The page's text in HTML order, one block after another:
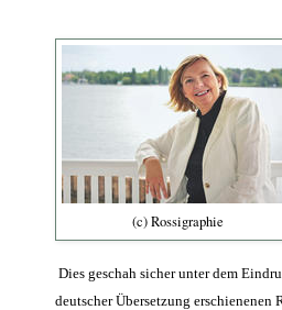
(c) Rossigraphie
Dies geschah sicher unter dem
deutscher Übersetzung erschienenen